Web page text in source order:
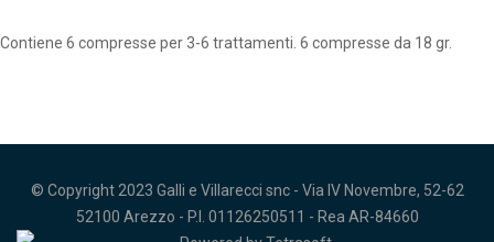
Contiene 6 compresse per 3-6 trattamenti. 6 compresse da 18 gr.
© Copyright 2023 Galli e Villarecci snc - Via IV Novembre, 52-62
52100 Arezzo - P.I. 01126250511 - Rea AR-84660